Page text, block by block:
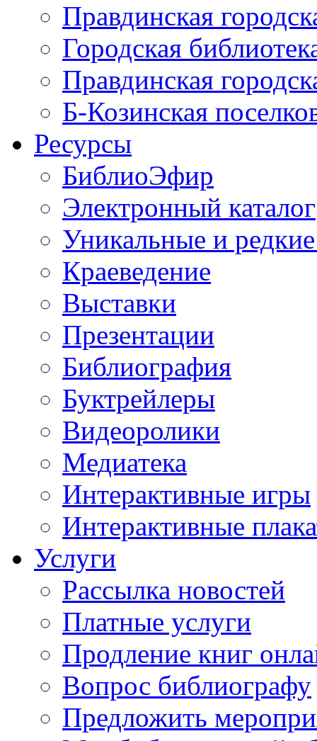
Правдинская
Городская
Правдинская
Б-Козинская
Ресурсы
БиблиоЭфир
Электронный каталог
Уникальные и
Краеведение
Выставки
Презентации
Библиография
Буктрейлеры
Видеоролики
Медиатека
Интерактивные игры
Интерактивные
Услуги
Рассылка новостей
Платные услуги
Продление книг
Вопрос библиографу
Предложить